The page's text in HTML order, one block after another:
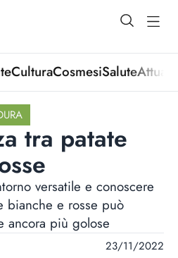
open
CulturaCosmesiSalute
tra patate
versatile e conoscere
bianche e rosse può
ancora più golose
23/11/2022